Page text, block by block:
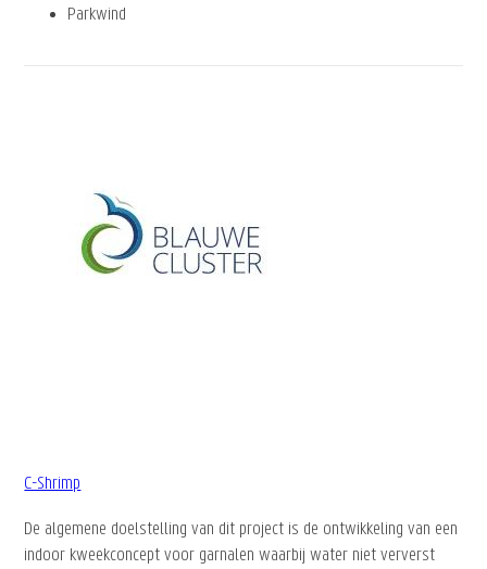
Parkwind
C-Shrimp
De algemene doelstelling van dit project is de ontwikkeling van een
indoor kweekconcept voor garnalen waarbij water niet ververst